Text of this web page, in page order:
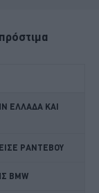
ΕΛΛΑΔΑ ΚΑΙ
ΡΑΝΤΕΒΟΥ
BMW